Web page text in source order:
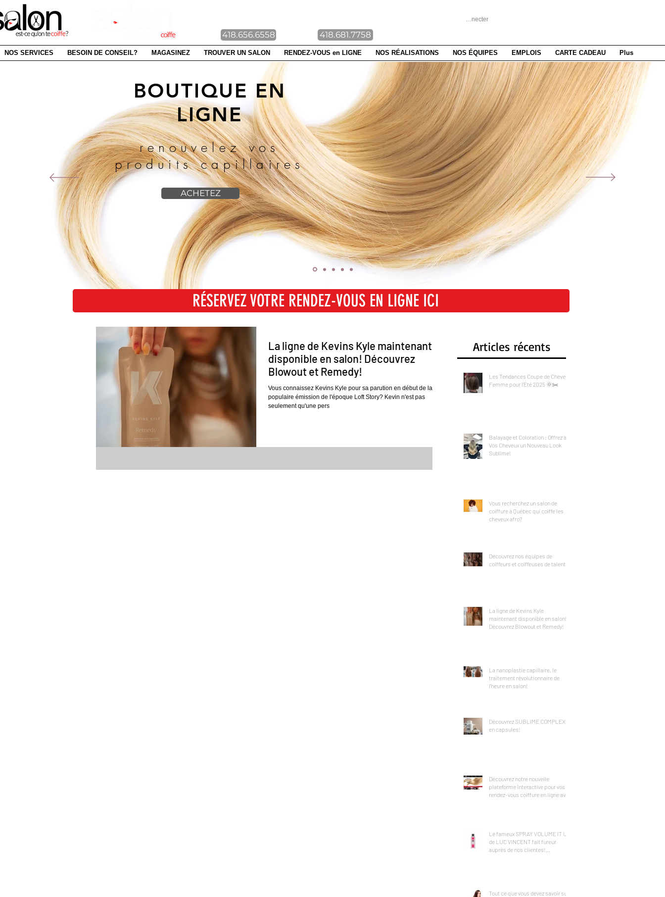
NOS SERVICES BESOIN DE CONSEIL? MAGASINEZ TROUVER UN SALON RENDEZ-VOUS en LIGNE NOS RÉALISATIONS NOS ÉQUIPES EMPLOIS CARTE CADEAU Plus
BOUTIQUE EN
LIGNE
renouvelez vos
produits capillaires
ACHETEZ
RÉSERVEZ VOTRE RENDEZ-VOUS EN LIGNE ICI
RÉSERVEZ VOTRE RENDEZ-VOUS EN LIGNE ICI
Se connecter
418.656.6558 418.681.7758
La ligne de Kevins Kyle maintenant
disponible en salon! Découvrez
Blowout et Remedy!
Vous connaissez Kevins Kyle pour sa parution en début de la
populaire émission de l'époque Loft Story? Kevin n'est pas
seulement qu'une pers
Articles récents
Les Tendances Coupe de Cheveux
Femme pour l’Été 2025 🌞✂️
Balayage et Coloration : Offrez à
Vos Cheveux un Nouveau Look
Sublime!
Vous recherchez un salon de
coiffure à Québec qui coiffe les
cheveux afro?
Découvrez nos équipes de
coiffeurs et coiffeuses de talents!
La ligne de Kevins Kyle
maintenant disponible en salon!
Découvrez Blowout et Remedy!
La nanoplastie capillaire, le
traitement révolutionnaire de
l'heure en salon!
Découvrez SUBLIME COMPLEX
en capsules!
Découvrez notre nouvelle
plateforme interactive pour vos
rendez-vous coiffure en ligne avec
Le fameux SPRAY VOLUME IT UP
de LUC VINCENT fait fureur
auprès de nos clientes!
Tout ce que vous devez savoir sur